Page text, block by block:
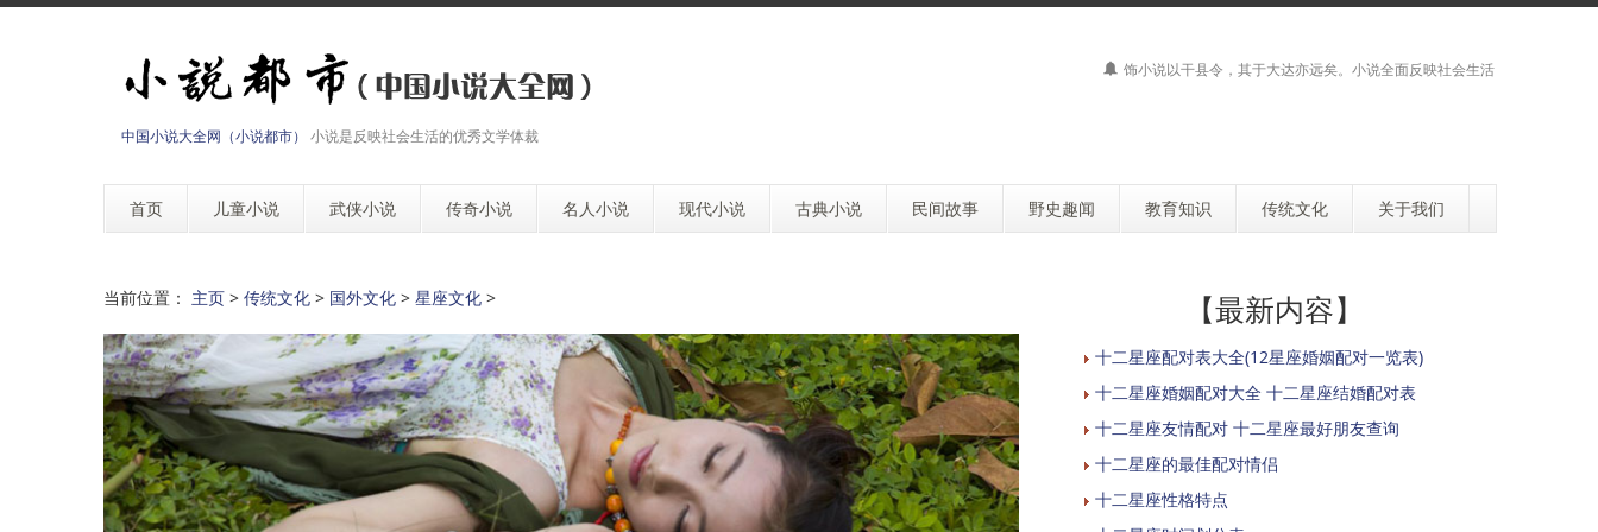
中国小说大全网（小说都市） 小说是反映社会生活的优秀文学体裁
饰小说以干县令，其于大达亦远矣。小说全面反映社会生活
首页 儿童小说 武侠小说 传奇小说 名人小说 现代小说 古典小说 民间故事 野史趣闻 教育知识 传统文化 关于我们
当前位置： 主页 > 传统文化 > 国外文化 > 星座文化 > 【最新内容】
十二星座配对表大全(12星座婚姻配对一览表)
十二星座婚姻配对大全 十二星座结婚配对表
十二星座友情配对 十二星座最好朋友查询
十二星座的最佳配对情侣
十二星座性格特点